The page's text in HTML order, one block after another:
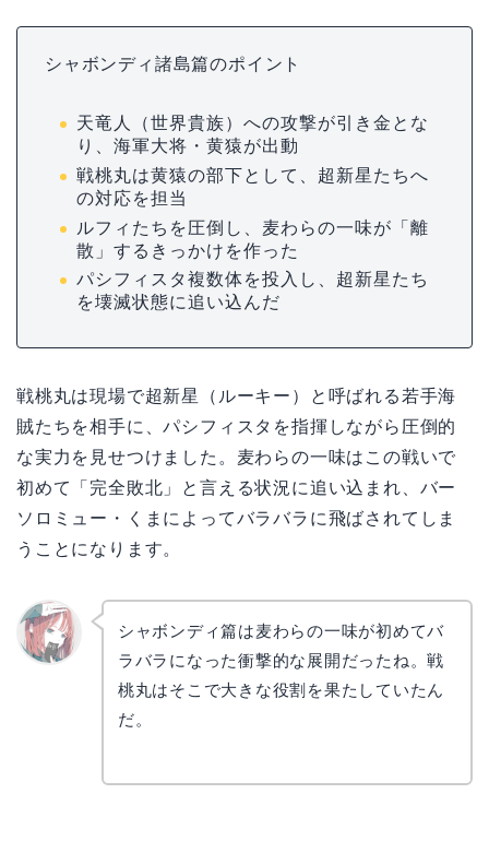
シャボンディ諸島篇のポイント
天竜人（世界貴族）への攻撃が引き金とな
り、海軍大将・黄猿が出動
戦桃丸は黄猿の部下として、超新星たちへ
の対応を担当
ルフィたちを圧倒し、麦わらの一味が「離
散」するきっかけを作った
パシフィスタ複数体を投入し、超新星たち
を壊滅状態に追い込んだ
戦桃丸は現場で超新星（ルーキー）と呼ばれる若手海
賊たちを相手に、パシフィスタを指揮しながら圧倒的
な実力を見せつけました。麦わらの一味はこの戦いで
初めて「完全敗北」と言える状況に追い込まれ、バー
ソロミュー・くまによってバラバラに飛ばされてしま
うことになります。
シャボンディ篇は麦わらの一味が初めてバ
ラバラになった衝撃的な展開だったね。戦
桃丸はそこで大きな役割を果たしていたん
だ。